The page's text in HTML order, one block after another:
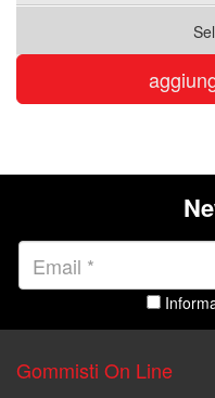
Gommisti On Line